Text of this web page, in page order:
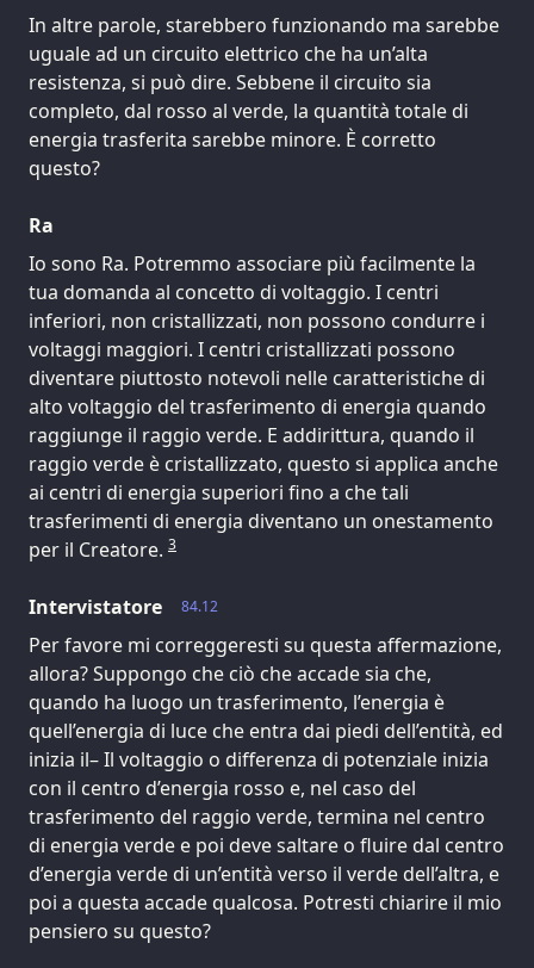
In altre parole, starebbero funzionando ma sarebbe
uguale ad un circuito elettrico che ha un’alta
resistenza, si può dire. Sebbene il circuito sia
completo, dal rosso al verde, la quantità totale di
energia trasferita sarebbe minore. È corretto
questo?
Ra
Io sono Ra. Potremmo associare più facilmente la
tua domanda al concetto di voltaggio. I centri
inferiori, non cristallizzati, non possono condurre i
voltaggi maggiori. I centri cristallizzati possono
diventare piuttosto notevoli nelle caratteristiche di
alto voltaggio del trasferimento di energia quando
raggiunge il raggio verde. E addirittura, quando il
raggio verde è cristallizzato, questo si applica anche
ai centri di energia superiori fino a che tali
trasferimenti di energia diventano un onestamento
per il Creatore. 3
84.12
Intervistatore
Per favore mi correggeresti su questa affermazione,
allora? Suppongo che ciò che accade sia che,
quando ha luogo un trasferimento, l’energia è
quell’energia di luce che entra dai piedi dell’entità, ed
inizia il– Il voltaggio o differenza di potenziale inizia
con il centro d’energia rosso e, nel caso del
trasferimento del raggio verde, termina nel centro
di energia verde e poi deve saltare o fluire dal centro
d’energia verde di un’entità verso il verde dell’altra, e
poi a questa accade qualcosa. Potresti chiarire il mio
pensiero su questo?